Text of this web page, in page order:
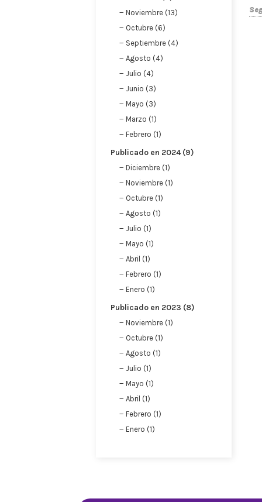
Octubre (1)
Agosto (1)
Julio (1)
Mayo (1)
Abril (1)
Febrero (1)
Enero (1)
Reyes Queens Parfum — Perfumes de
en Madrid. Nuestras fragancias están
desde 6 €. Disponemos de más de 500
cítricos, gourmand y más. También
mayorista: si tienes una empresa,
PRODUCTOS
Novedades
Los más vendidos